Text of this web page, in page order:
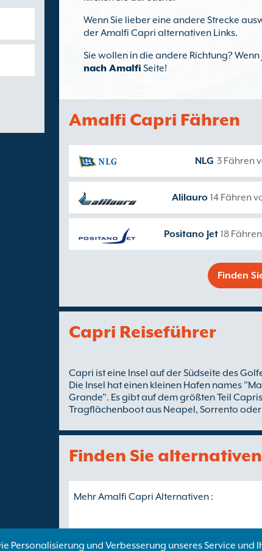
Wenn Sie lieber eine andere Strecke
der Amalfi Capri alternativen Links.
Sie wollen in die andere Richtung?
nach Amalfi Seite!
Amalfi Capri Fähren
NLG 3 Fähren
Alilauro 14 Fähren
Positano Jet 18
Finden
Capri Reiseführer
Capri ist eine Insel auf der Südseite des
Die Insel hat einen kleinen Hafen names
Grande". Es gibt auf dem größten Teil
Tragflächenboot aus Neapel, Sorrento
Finden Sie
Mehr Amalfi Capri Alternativen :
Personalisierung und Verbesserung unseres Service und